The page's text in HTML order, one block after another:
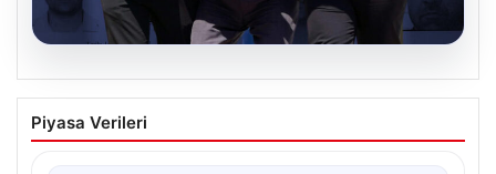
07.08.2026
FETÖ’nün Suikast Timindeki Burkay
Karatepe’den İlgili Gelişmeler ve Arama
Piyasa Verileri